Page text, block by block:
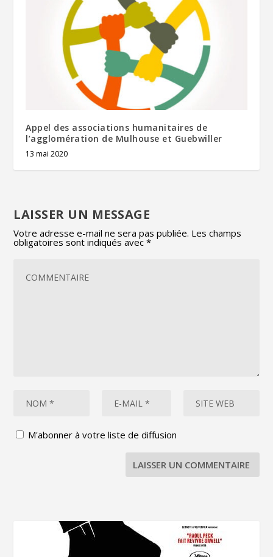
Appel des associations humanitaires de
l’agglomération de Mulhouse et Guebwiller
13 mai 2020
LAISSER UN MESSAGE
Votre adresse e-mail ne sera pas publiée. Les champs
obligatoires sont indiqués avec*
M'abonner à votre liste de diffusion